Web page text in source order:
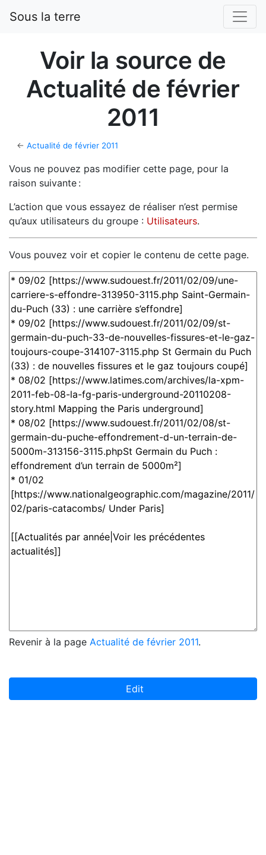
Sous la terre
Voir la source de
Actualité de février
2011
←Actualité de février 2011
Vous ne pouvez pas modifier cette page, pour la
raison suivante :
L’action que vous essayez de réaliser n’est permise
qu’aux utilisateurs du groupe : Utilisateurs.
Vous pouvez voir et copier le contenu de cette page.
Revenir à la page Actualité de février 2011.
Edit